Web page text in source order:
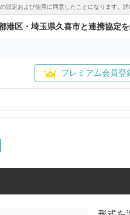
定および使用に同意したことになります。
港区・埼玉県久喜市と連携協定
プレミアム会員登